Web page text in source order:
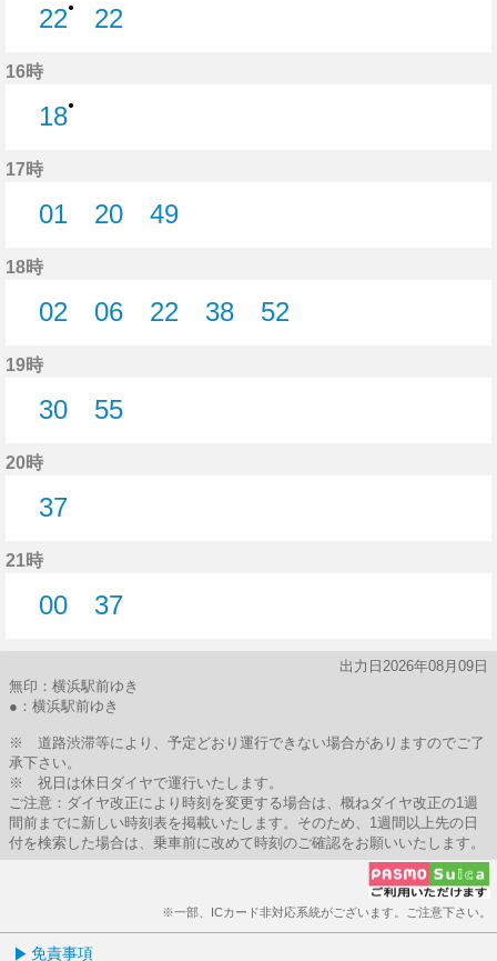
22●
22
16時
18●
17時
01
20
49
18時
02
06
22
38
52
19時
30
55
20時
37
21時
00
37
出力日2026年08月09日
無印：横浜駅前ゆき
●：横浜駅前ゆき
※ 道路渋滞等により、予定どおり運行できない場合がありますのでご了
承下さい。
※ 祝日は休日ダイヤで運行いたします。
ご注意：ダイヤ改正により時刻を変更する場合は、概ねダイヤ改正の1週
間前までに新しい時刻表を掲載いたします。そのため、1週間以上先の日
付を検索した場合は、乗車前に改めて時刻のご確認をお願いいたします。
※一部、ICカード非対応系統がございます。ご注意下さい。
免責事項